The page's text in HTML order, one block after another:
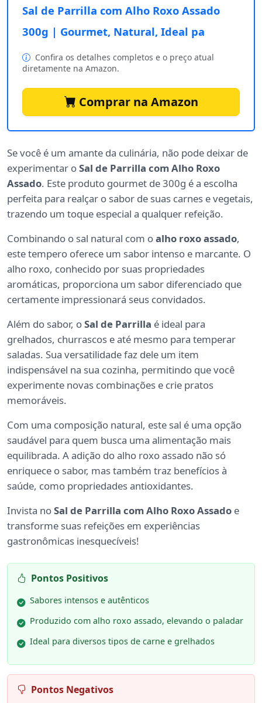
Sal de Parrilla com Alho Roxo Assado
300g | Gourmet, Natural, Ideal pa
Confira os detalhes completos e o preço atual
diretamente na Amazon.
Comprar na Amazon
Se você é um amante da culinária, não pode deixar de
experimentar oSal de Parrilla com Alho Roxo
Assado. Este produto gourmet de 300g é a escolha
perfeita para realçar o sabor de suas carnes e vegetais,
trazendo um toque especial a qualquer refeição.
Combinando o sal natural com oalho roxo assado,
este tempero oferece um sabor intenso e marcante. O
alho roxo, conhecido por suas propriedades
aromáticas, proporciona um sabor diferenciado que
certamente impressionará seus convidados.
Além do sabor, oSal de Parrilla é ideal para
grelhados, churrascos e até mesmo para temperar
saladas. Sua versatilidade faz dele um item
indispensável na sua cozinha, permitindo que você
experimente novas combinações e crie pratos
memoráveis.
Com uma composição natural, este sal é uma opção
saudável para quem busca uma alimentação mais
equilibrada. A adição do alho roxo assado não só
enriquece o sabor, mas também traz benefícios à
saúde, como propriedades antioxidantes.
Invista noSal de Parrilla com Alho Roxo Assado e
transforme suas refeições em experiências
gastronômicas inesquecíveis!
Pontos Positivos
Sabores intensos e autênticos
Produzido com alho roxo assado, elevando o paladar
Ideal para diversos tipos de carne e grelhados
Pontos Negativos